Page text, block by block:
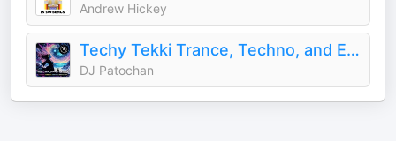
Andrew Hickey
Techy Tekki Trance, Techno, and Euphoric Hardstyle
DJ Patochan